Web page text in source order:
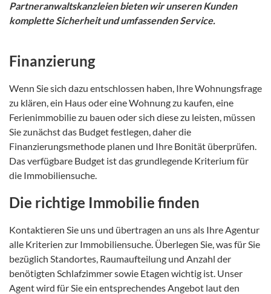
Partneranwaltskanzleien bieten wir unseren Kunden
komplette Sicherheit und umfassenden Service.
Finanzierung
Wenn Sie sich dazu entschlossen haben, Ihre Wohnungsfrage
zu klären, ein Haus oder eine Wohnung zu kaufen, eine
Ferienimmobilie zu bauen oder sich diese zu leisten, müssen
Sie zunächst das Budget festlegen, daher die
Finanzierungsmethode planen und Ihre Bonität überprüfen.
Das verfügbare Budget ist das grundlegende Kriterium für
die Immobiliensuche.
Die richtige Immobilie finden
Kontaktieren Sie uns und übertragen an uns als Ihre Agentur
alle Kriterien zur Immobiliensuche. Überlegen Sie, was für Sie
bezüglich Standortes, Raumaufteilung und Anzahl der
benötigten Schlafzimmer sowie Etagen wichtig ist. Unser
Agent wird für Sie ein entsprechendes Angebot laut den